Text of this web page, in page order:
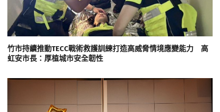
竹市持續推動TECC戰術救護訓練打造高威脅情境應變能力 高
虹安市長：厚植城市安全韌性